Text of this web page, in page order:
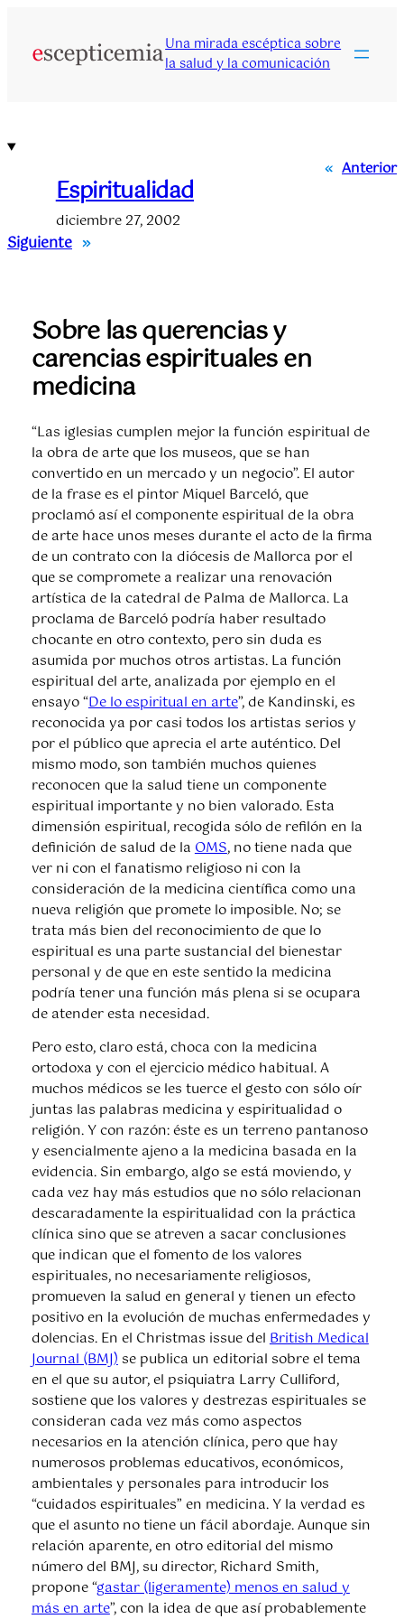
contenido
Una mirada escéptica sobre
la salud y la comunicación
« Anterior
Espiritualidad
diciembre 27, 2002
Siguiente »
Sobre las querencias y
carencias espirituales en
medicina
“Las iglesias cumplen mejor la función espiritual de
la obra de arte que los museos, que se han
convertido en un mercado y un negocio”. El autor
de la frase es el pintor Miquel Barceló, que
proclamó así el componente espiritual de la obra
de arte hace unos meses durante el acto de la firma
de un contrato con la diócesis de Mallorca por el
que se compromete a realizar una renovación
artística de la catedral de Palma de Mallorca. La
proclama de Barceló podría haber resultado
chocante en otro contexto, pero sin duda es
asumida por muchos otros artistas. La función
espiritual del arte, analizada por ejemplo en el
ensayo “De lo espiritual en arte”, de Kandinski, es
reconocida ya por casi todos los artistas serios y
por el público que aprecia el arte auténtico. Del
mismo modo, son también muchos quienes
reconocen que la salud tiene un componente
espiritual importante y no bien valorado. Esta
dimensión espiritual, recogida sólo de refilón en la
definición de salud de laOMS, no tiene nada que
ver ni con el fanatismo religioso ni con la
consideración de la medicina científica como una
nueva religión que promete lo imposible. No; se
trata más bien del reconocimiento de que lo
espiritual es una parte sustancial del bienestar
personal y de que en este sentido la medicina
podría tener una función más plena si se ocupara
de atender esta necesidad.
Pero esto, claro está, choca con la medicina
ortodoxa y con el ejercicio médico habitual. A
muchos médicos se les tuerce el gesto con sólo oír
juntas las palabras medicina y espiritualidad o
religión. Y con razón: éste es un terreno pantanoso
y esencialmente ajeno a la medicina basada en la
evidencia. Sin embargo, algo se está moviendo, y
cada vez hay más estudios que no sólo relacionan
descaradamente la espiritualidad con la práctica
clínica sino que se atreven a sacar conclusiones
que indican que el fomento de los valores
espirituales, no necesariamente religiosos,
promueven la salud en general y tienen un efecto
positivo en la evolución de muchas enfermedades y
dolencias. En el Christmas issue delBritish Medical
Journal (BMJ)se publica un editorial sobre el tema
en el que su autor, el psiquiatra Larry Culliford,
sostiene que los valores y destrezas espirituales se
consideran cada vez más como aspectos
necesarios en la atención clínica, pero que hay
numerosos problemas educativos, económicos,
ambientales y personales para introducir los
“cuidados espirituales” en medicina. Y la verdad es
que el asunto no tiene un fácil abordaje. Aunque sin
relación aparente, en otro editorial del mismo
número del BMJ, su director, Richard Smith,
propone “gastar (ligeramente) menos en salud y
más en arte”, con la idea de que así probablemente